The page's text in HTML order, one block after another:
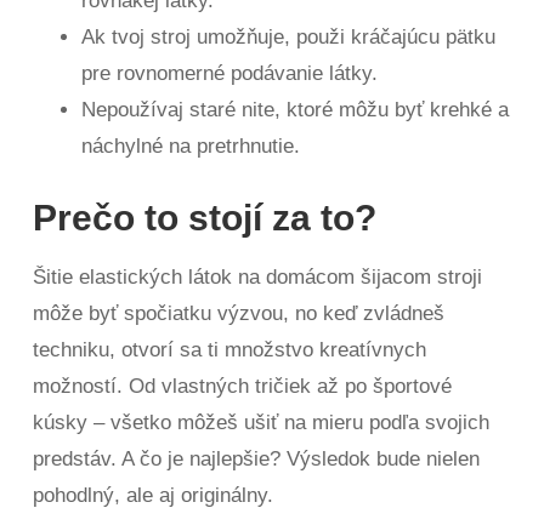
Ak tvoj stroj umožňuje, použi kráčajúcu pätku
pre rovnomerné podávanie látky.
Nepoužívaj staré nite, ktoré môžu byť krehké a
náchylné na pretrhnutie.
Prečo to stojí za to?
Šitie elastických látok na domácom šijacom stroji
môže byť spočiatku výzvou, no keď zvládneš
techniku, otvorí sa ti množstvo kreatívnych
možností. Od vlastných tričiek až po športové
kúsky – všetko môžeš ušiť na mieru podľa svojich
predstáv. A čo je najlepšie? Výsledok bude nielen
pohodlný, ale aj originálny.